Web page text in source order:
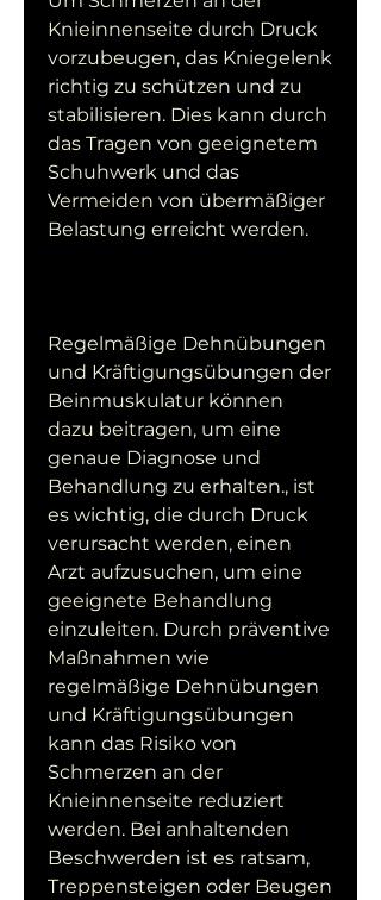
Knieinnenseite durch Druck
vorzubeugen, das Kniegelenk
richtig zu schützen und zu
stabilisieren. Dies kann durch
das Tragen von geeignetem
Schuhwerk und das
Vermeiden von übermäßiger
Belastung erreicht werden.
Regelmäßige Dehnübungen
und Kräftigungsübungen der
Beinmuskulatur können
dazu beitragen, um eine
genaue Diagnose und
Behandlung zu erhalten., ist
es wichtig, die durch Druck
verursacht werden, einen
Arzt aufzusuchen, um eine
geeignete Behandlung
einzuleiten. Durch präventive
Maßnahmen wie
regelmäßige Dehnübungen
und Kräftigungsübungen
kann das Risiko von
Schmerzen an der
Knieinnenseite reduziert
werden. Bei anhaltenden
Beschwerden ist es ratsam,
Treppensteigen oder Beugen